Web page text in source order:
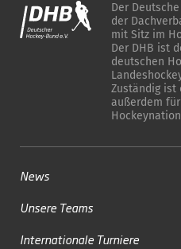
Der
der
mit Sitz im
Der DHB ist
deutschen
Zuständig ist
außerdem
News
Unsere Teams
Internationale Turniere